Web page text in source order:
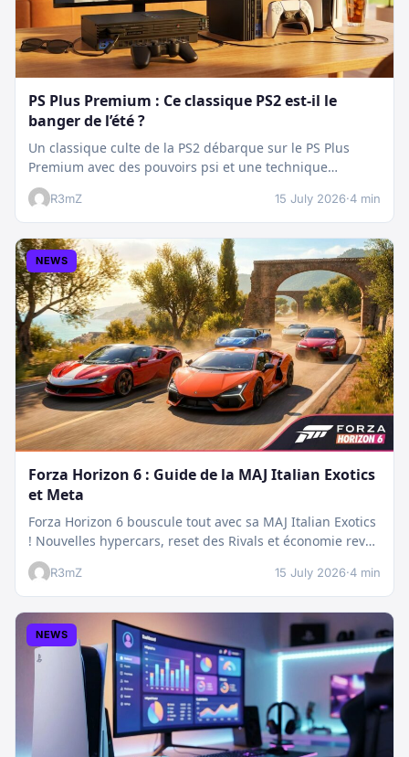
PS Plus Premium : Ce classique PS2 est-il le
banger de l’été ?
Un classique culte de la PS2 débarque sur le PS Plus
Premium avec des pouvoirs psi et une technique
boostée.…
R3mZ 15 July 2026·4 min
NEWS
Forza Horizon 6 : Guide de la MAJ Italian Exotics
et Meta
Forza Horizon 6 bouscule tout avec sa MAJ Italian Exotics
! Nouvelles hypercars, reset des Rivals et économie revue
:…
R3mZ 15 July 2026·4 min
NEWS